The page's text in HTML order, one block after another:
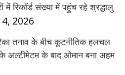
में रिकॉर्ड संख्या में पहुंच रहे श्रद्धालु
2026
तनाव के बीच कूटनीतिक हलचल
अल्टीमेटम के बाद ओमान बना अहम